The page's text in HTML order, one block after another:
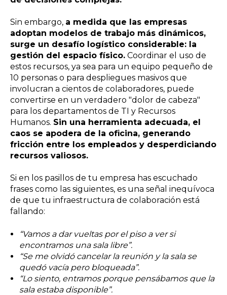
Sin embargo, a medida que las empresas
adoptan modelos de trabajo más dinámicos,
surge un desafío logístico considerable: la
gestión del espacio físico. Coordinar el uso de
estos recursos, ya sea para un equipo pequeño de
10 personas o para despliegues masivos que
involucran a cientos de colaboradores, puede
convertirse en un verdadero "dolor de cabeza"
para los departamentos de TI y Recursos
Humanos. Sin una herramienta adecuada, el
caos se apodera de la oficina, generando
fricción entre los empleados y desperdiciando
recursos valiosos.
Si en los pasillos de tu empresa has escuchado
frases como las siguientes, es una señal inequívoca
de que tu infraestructura de colaboración está
fallando:
“Vamos a dar vueltas por el piso a ver si
encontramos una sala libre”.
“Se me olvidó cancelar la reunión y la sala se
quedó vacía pero bloqueada”.
“Lo siento, entramos porque pensábamos que la
sala estaba disponible”.